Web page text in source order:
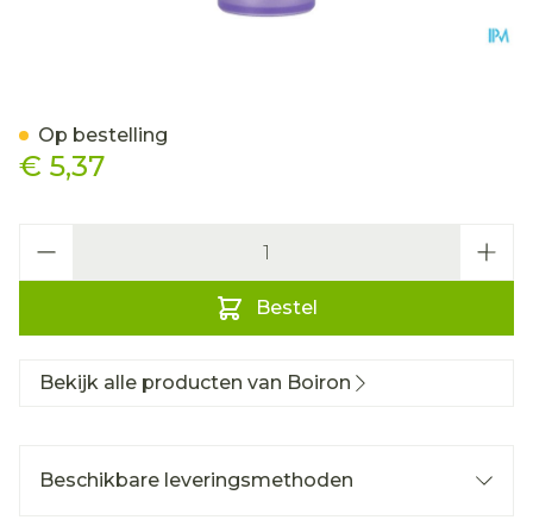
€ 5,37
Bestel
Op bestelling
Bekijk alle producten van Boiron
Beschikbare leveringsmethoden